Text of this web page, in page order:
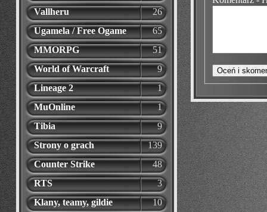
Vallheru
26
Ugamela / Free Ogame
65
MMORPG
51
World of Warcraft
9
Lineage 2
1
MuOnline
1
Tibia
9
Strony o grach
139
Counter Strike
48
RTS
3
Klany, teamy, gildie
10